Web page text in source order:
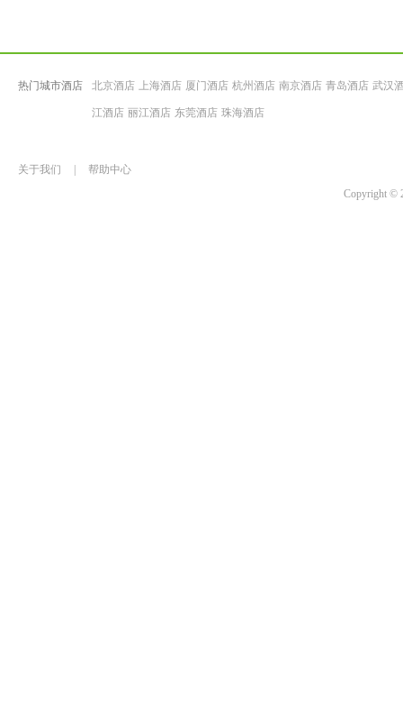
热门城市酒店 北京酒店 上海酒店 厦门酒店 杭州酒店 南京酒店 青岛酒店 武汉
江酒店 丽江酒店 东莞酒店 珠海酒店
关于我们
帮助中心
Copyright ©